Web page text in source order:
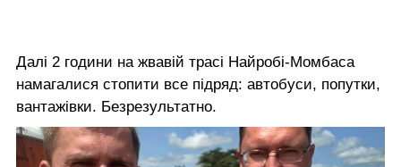
Далі 2 години на жвавій трасі Найробі-Момбаса
намагалися стопити все підряд: автобуси, попутки,
вантажівки. Безрезультатно.